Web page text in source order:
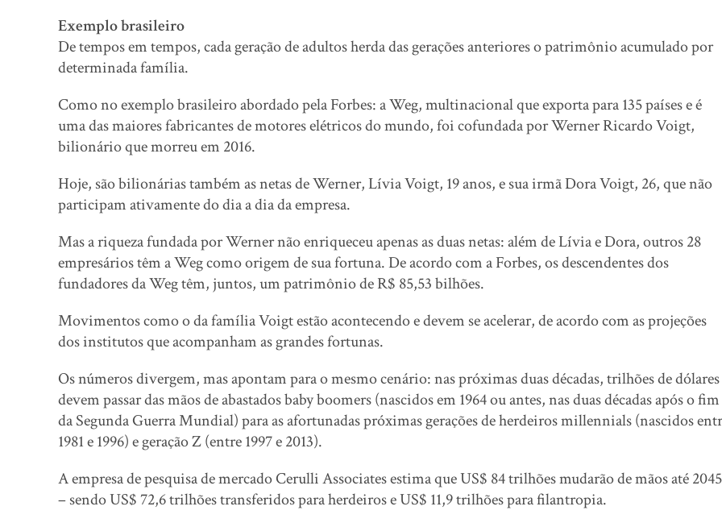
Exemplo brasileiro
De tempos em tempos, cada geração de adultos herda das gerações anteriores o patrimônio acumulado por
determinada família.
Como no exemplo brasileiro abordado pela Forbes: a Weg, multinacional que exporta para 135 países e é
uma das maiores fabricantes de motores elétricos do mundo, foi cofundada por Werner Ricardo Voigt,
bilionário que morreu em 2016.
Hoje, são bilionárias também as netas de Werner, Lívia Voigt, 19 anos, e sua irmã Dora Voigt, 26, que não
participam ativamente do dia a dia da empresa.
Mas a riqueza fundada por Werner não enriqueceu apenas as duas netas: além de Lívia e Dora, outros 28
empresários têm a Weg como origem de sua fortuna. De acordo com a Forbes, os descendentes dos
fundadores da Weg têm, juntos, um patrimônio de R$ 85,53 bilhões.
Movimentos como o da família Voigt estão acontecendo e devem se acelerar, de acordo com as projeções
dos institutos que acompanham as grandes fortunas.
Os números divergem, mas apontam para o mesmo cenário: nas próximas duas décadas, trilhões de dólares
devem passar das mãos de abastados baby boomers (nascidos em 1964 ou antes, nas duas décadas após o fim
da Segunda Guerra Mundial) para as afortunadas próximas gerações de herdeiros millennials (nascidos
1981 e 1996) e geração Z (entre 1997 e 2013).
A empresa de pesquisa de mercado Cerulli Associates estima que US$ 84 trilhões mudarão de mãos até 2045
– sendo US$ 72,6 trilhões transferidos para herdeiros e US$ 11,9 trilhões para filantropia.